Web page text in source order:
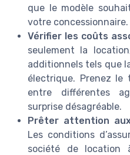
que le modèle
votre concessionnaire.
Vérifier les coûts
seulement la
additionnels tels que
électrique. Prenez le
entre différentes
surprise désagréable.
Prêter attention
Les conditions
société de location